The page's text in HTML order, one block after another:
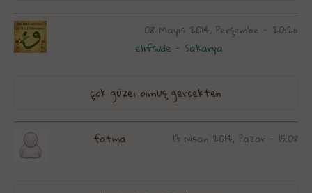
08 Mayıs 2014, Perşembe - 20:26
elifsude - Sakarya
çok güzel olmuş gercekten
13 Nisan 2014, Pazar - 15:08
fatma